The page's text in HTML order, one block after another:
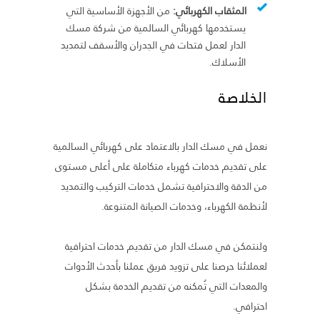
المثقاب الكهربائي: من الأجهزة الأساسية التي
يستخدمها كهربائي السالمية من شركة مسك
الدار لعمل فتحات في الجدران والأسقف لتمديد
الأسلاك.
الخلاصة
نعمل في مسك الدار بالاعتماد على كهربائي السالمية
على تقديم خدمات كهرباء متكاملة على أعلى مستوى
من الدقة والاحترافية تشمل خدمات التركيب والتمديد
لأنظمة الكهرباء، وخدمات الصيانة المتنوعة.
ولنتمكن في مسك الدار من تقديم خدمات احترافية
لعملائنا حرصنا على تزويد فريق عملنا بأحدث الأدوات
والمعدات التي تُمكنه من تقديم الخدمة بشكل
احترافي.